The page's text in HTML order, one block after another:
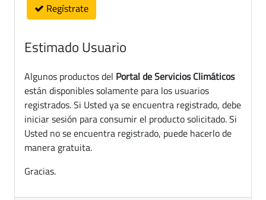
Regístrate
Estimado Usuario
Algunos productos del Portal de Servicios Climáticos
están disponibles solamente para los usuarios
registrados. Si Usted ya se encuentra registrado, debe
iniciar sesión para consumir el producto solicitado. Si
Usted no se encuentra registrado, puede hacerlo de
manera gratuita.
Gracias.